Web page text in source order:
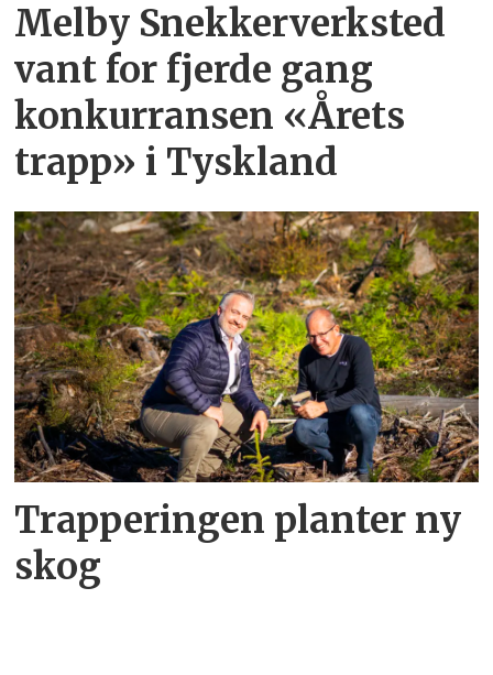
Melby Snekkerverksted
vant for fjerde gang
konkurransen «Årets
trapp» i Tyskland
Trapperingen planter ny
skog